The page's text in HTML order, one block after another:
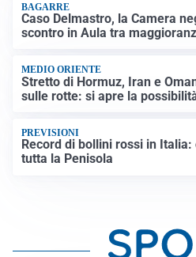
BAGARRE
Caso Delmastro, la Camera
scontro in Aula tra
MEDIO ORIENTE
Stretto di Hormuz, Iran e
sulle rotte: si apre la
PREVISIONI
Record di bollini rossi in
tutta la Penisola